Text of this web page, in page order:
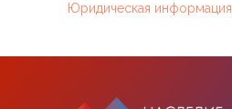
Юридическая информация